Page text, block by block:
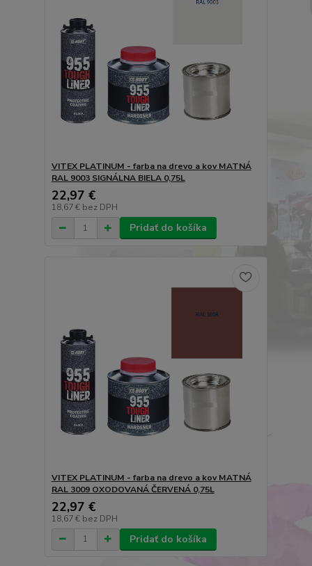
VITEX PLATINUM - farba na drevo a kov MATNÁ
RAL 9003 SIGNÁLNA BIELA 0,75L
22,97 €
18,67 € bez DPH
Pridať do košíka
VITEX PLATINUM - farba na drevo a kov MATNÁ
RAL 3009 OXODOVANÁ ČERVENÁ 0,75L
22,97 €
18,67 € bez DPH
Pridať do košíka